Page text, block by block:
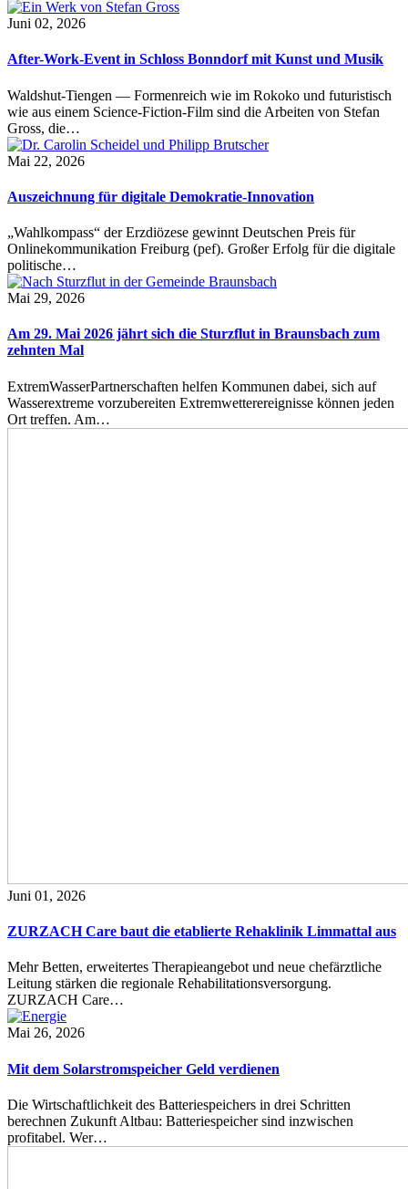
Juni 02, 2026
After-Work-Event in Schloss Bonndorf mit Kunst und Musik
Waldshut-Tiengen — Formenreich wie im Rokoko und futuristisch
wie aus einem Science-Fiction-Film sind die Arbeiten von Stefan
Gross, die…
Mai 22, 2026
Auszeichnung für digitale Demokratie-Innovation
„Wahlkompass“ der Erzdiözese gewinnt Deutschen Preis für
Onlinekommunikation Freiburg (pef). Großer Erfolg für die digitale
politische…
Mai 29, 2026
Am 29. Mai 2026 jährt sich die Sturzflut in Braunsbach zum
zehnten Mal
ExtremWasserPartnerschaften helfen Kommunen dabei, sich auf
Wasserextreme vorzubereiten Extremwetterereignisse können jeden
Ort treffen. Am…
Juni 01, 2026
ZURZACH Care baut die etablierte Rehaklinik Limmattal aus
Mehr Betten, erweitertes Therapieangebot und neue chefärztliche
Leitung stärken die regionale Rehabilitationsversorgung.
ZURZACH Care…
Mai 26, 2026
Mit dem Solarstromspeicher Geld verdienen
Die Wirtschaftlichkeit des Batteriespeichers in drei Schritten
berechnen Zukunft Altbau: Batteriespeicher sind inzwischen
profitabel. Wer…